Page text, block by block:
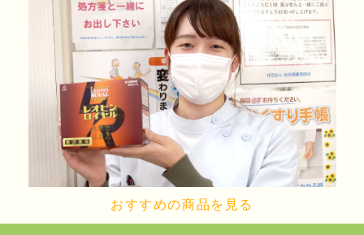
おすすめの商品を見る